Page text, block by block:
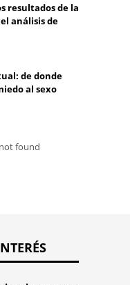
resultados de la
análisis de
de donde
al sexo
found